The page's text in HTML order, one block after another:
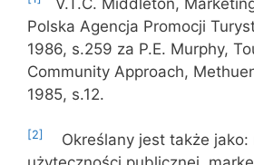
Polska Agencja Promocji
1986, s.259 za P.E. Murphy,
Community Approach,
1985, s.12.
[2]
Określany jest także jako: